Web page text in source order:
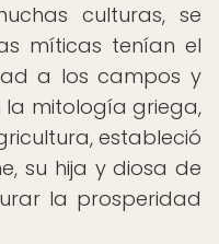
culturas, se
míticas tenían el
a los campos y
la mitología griega,
estableció
su hija y diosa de
la prosperidad